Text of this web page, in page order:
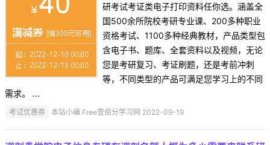
研考试考证类电子打印资料任你选。涵盖全
国500余所院校考研专业课、200多种职业
资格考试、1100多种经典教材，产品类型包
含电子书、题库、全套资料以及视频，无论
您是考研复习、考证刷题，还是考前冲刺
等，不同类型的产品可满足您学习上的不同
需求。 ...
考试优惠券 本站小编 Free壹佰分学习网 2022-09-19